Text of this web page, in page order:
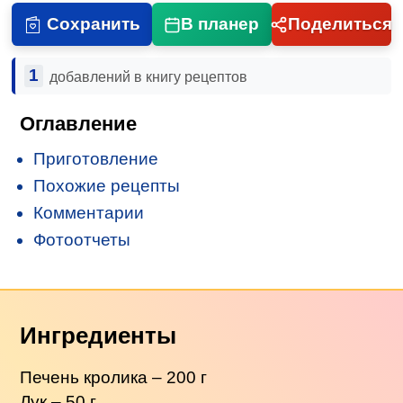
Сохранить В планер Поделиться
1 добавлений в книгу рецептов
Оглавление
Приготовление
Похожие рецепты
Комментарии
Фотоотчеты
Ингредиенты
Печень кролика – 200 г